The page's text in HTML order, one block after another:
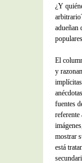
¿Y
adueñan
El
y
fuentes
referente
mostrar
está